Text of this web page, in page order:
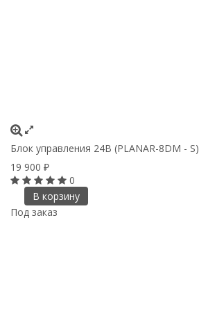
Блок управления 24В (PLANAR-8DM - S)
19 900 ₽
0
В корзину
Под заказ